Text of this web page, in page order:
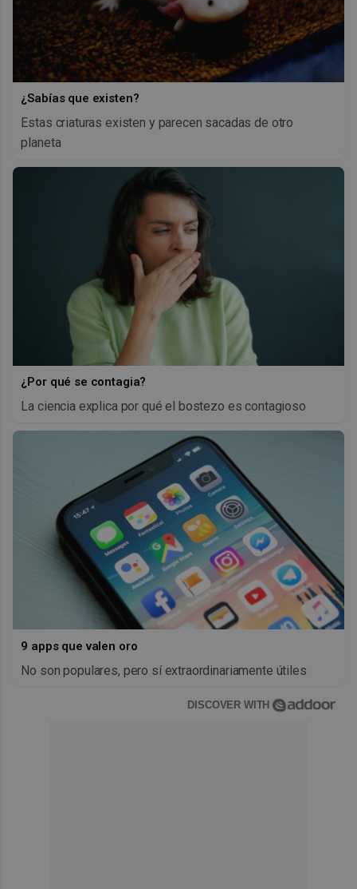
¿Sabías que existen?
Estas criaturas existen y parecen sacadas de otro
planeta
¿Por qué se contagia?
La ciencia explica por qué el bostezo es contagioso
9 apps que valen oro
No son populares, pero sí extraordinariamente útiles
DISCOVER WITH